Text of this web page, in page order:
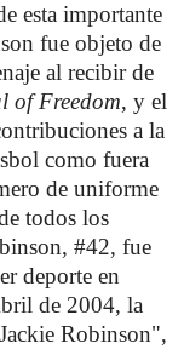
esta importante
fue objeto de
al recibir de
of Freedom, y el
a la
como fuera
de uniforme
todos los
#42, fue
deporte en
de 2004, la
Robinson",